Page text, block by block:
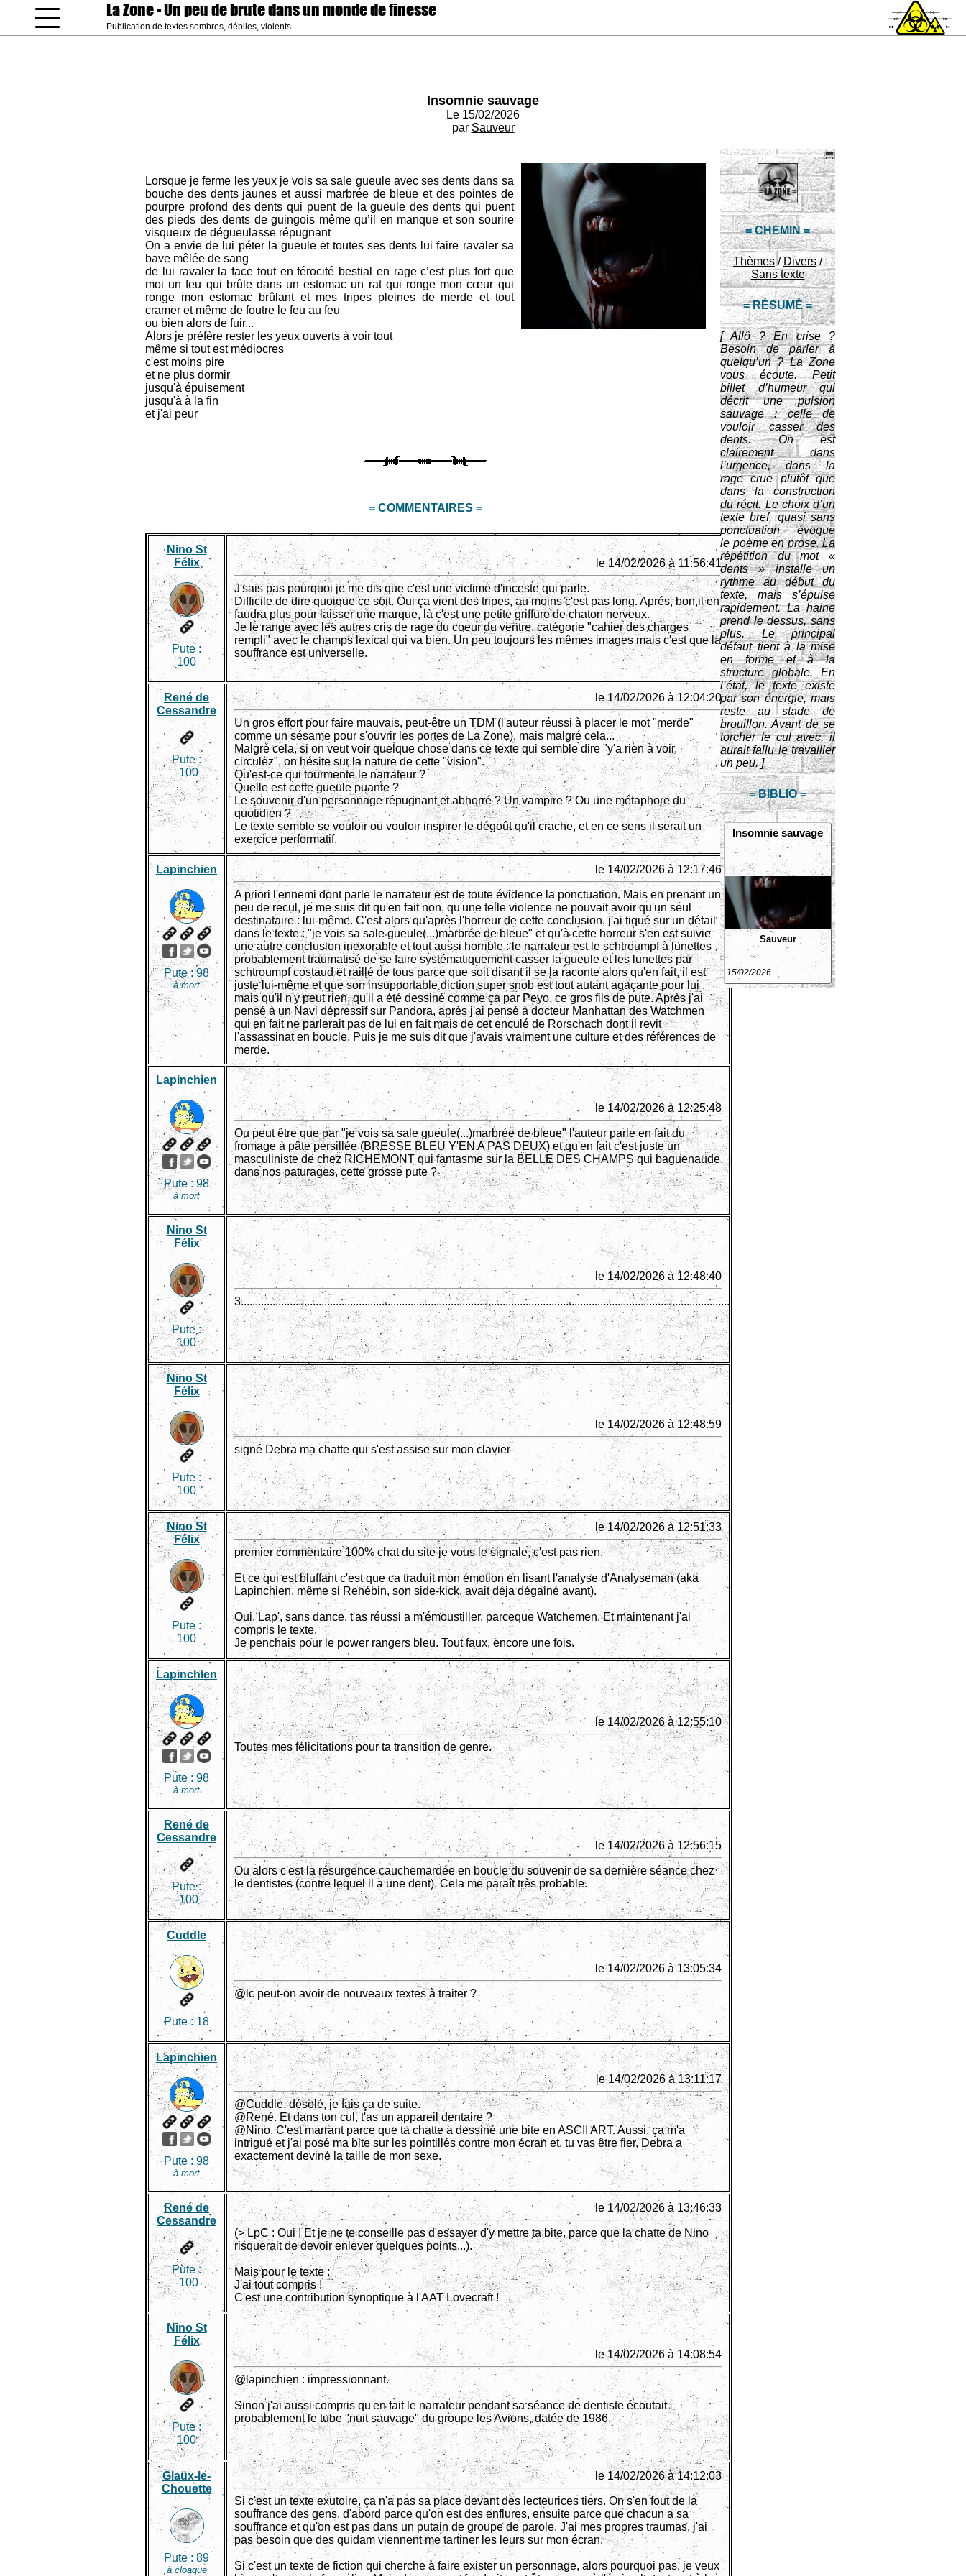
La Zone- Un peu de brute dans un monde de finesse
Publication de textes sombres, débiles, violents.
Insomnie sauvage
Le 15/02/2026
par Sauveur
= CHEMIN =
Thèmes / Divers/
Sans texte
= RÉSUMÉ =
[ Allô ? En crise ?
Besoin de parler à
quelqu’un ? La Zone
vous écoute. Petit
billet d’humeur qui
décrit une pulsion
sauvage : celle de
vouloir casser des
dents. On est
clairement dans
l’urgence, dans la
rage crue plutôt que
dans la construction
du récit. Le choix d’un
texte bref, quasi sans
ponctuation, évoque
le poème en prose. La
répétition du mot «
dents » installe un
rythme au début du
texte, mais s’épuise
rapidement. La haine
prend le dessus, sans
plus. Le principal
défaut tient à la mise
en forme et à la
structure globale. En
l’état, le texte existe
par son énergie, mais
reste au stade de
brouillon. Avant de se
torcher le cul avec, il
aurait fallu le travailler
un peu. ]
= BIBLIO =
Insomnie sauvage
Sauveur
15/02/2026
Lorsque je ferme les yeux je vois sa sale gueule avec ses dents dans sa
bouche des dents jaunes et aussi marbrée de bleue et des pointes de
pourpre profond des dents qui puent de la gueule des dents qui puent
des pieds des dents de guingois même qu’il en manque et son sourire
visqueux de dégueulasse répugnant
On a envie de lui péter la gueule et toutes ses dents lui faire ravaler sa
bave mêlée de sang
de lui ravaler la face tout en férocité bestial en rage c’est plus fort que
moi un feu qui brûle dans un estomac un rat qui ronge mon cœur qui
ronge mon estomac brûlant et mes tripes pleines de merde et tout
cramer et même de foutre le feu au feu
ou bien alors de fuir...
Alors je préfère rester les yeux ouverts à voir tout
même si tout est médiocres
c'est moins pire
et ne plus dormir
jusqu'à épuisement
jusqu'à à la fin
et j'ai peur
= COMMENTAIRES =
Nino St
Félix
Pute :
100
le 14/02/2026 à 11:56:41
J'sais pas pourquoi je me dis que c'est une victime d'inceste qui parle.
Difficile de dire quoique ce soit. Oui ça vient des tripes, au moins c'est pas long. Aprés, bon,il en
faudra plus pour laisser une marque, là c'est une petite griffure de chaton nerveux.
Je le range avec les autres cris de rage du coeur du ventre, catégorie "cahier des charges
rempli" avec le champs lexical qui va bien. Un peu toujours les mêmes images mais c'est que la
souffrance est universelle.
René de
Cessandre
Pute :
-100
le 14/02/2026 à 12:04:20
Un gros effort pour faire mauvais, peut-être un TDM (l'auteur réussi à placer le mot "merde"
comme un sésame pour s'ouvrir les portes de La Zone), mais malgré cela...
Malgré cela, si on veut voir quelque chose dans ce texte qui semble dire "y'a rien à voir,
circulez", on hésite sur la nature de cette "vision".
Qu'est-ce qui tourmente le narrateur ?
Quelle est cette gueule puante ?
Le souvenir d'un personnage répugnant et abhorré ? Un vampire ? Ou une métaphore du
quotidien ?
Le texte semble se vouloir ou vouloir inspirer le dégoût qu'il crache, et en ce sens il serait un
exercice performatif.
Lapinchien
Pute :98
à mort
le 14/02/2026 à 12:17:46
A priori l'ennemi dont parle le narrateur est de toute évidence la ponctuation. Mais en prenant un
peu de recul, je me suis dit qu'en fait non, qu'une telle violence ne pouvait avoir qu'un seul
destinataire : lui-même. C'est alors qu'après l'horreur de cette conclusion, j'ai tiqué sur un détail
dans le texte : "je vois sa sale gueule(...)marbrée de bleue" et qu'à cette horreur s'en est suivie
une autre conclusion inexorable et tout aussi horrible : le narrateur est le schtroumpf à lunettes
probablement traumatisé de se faire systématiquement casser la gueule et les lunettes par
schtroumpf costaud et raillé de tous parce que soit disant il se la raconte alors qu'en fait, il est
juste lui-même et que son insupportable diction super snob est tout autant agaçante pour lui
mais qu'il n'y peut rien, qu'il a été dessiné comme ça par Peyo, ce gros fils de pute. Après j'ai
pensé à un Navi dépressif sur Pandora, après j'ai pensé à docteur Manhattan des Watchmen
qui en fait ne parlerait pas de lui en fait mais de cet enculé de Rorschach dont il revit
l'assassinat en boucle. Puis je me suis dit que j'avais vraiment une culture et des références de
merde.
Lapinchien
Pute :98
à mort
le 14/02/2026 à 12:25:48
Ou peut être que par "je vois sa sale gueule(...)marbrée de bleue" l'auteur parle en fait du
fromage à pâte persillée (BRESSE BLEU Y'EN A PAS DEUX) et qu'en fait c'est juste un
masculiniste de chez RICHEMONT qui fantasme sur la BELLE DES CHAMPS qui baguenaude
dans nos paturages, cette grosse pute ?
Nino St
Félix
Pute :
100
le 14/02/2026 à 12:48:40
3..........................................................................................................................................................................
Nino St
Félix
Pute :
100
le 14/02/2026 à 12:48:59
signé Debra ma chatte qui s'est assise sur mon clavier
Nino St
Félix
Pute :
100
le 14/02/2026 à 12:51:33
premier commentaire 100% chat du site je vous le signale, c'est pas rien.
Et ce qui est bluffant c'est que ca traduit mon émotion en lisant l'analyse d'Analyseman (aka
Lapinchien, même si Renébin, son side-kick, avait déja dégainé avant).
Oui, Lap', sans dance, t'as réussi a m'émoustiller, parceque Watchemen. Et maintenant j'ai
compris le texte.
Je penchais pour le power rangers bleu. Tout faux, encore une fois.
Lapinchien
Pute : 98
à mort
le 14/02/2026 à 12:55:10
Toutes mes félicitations pour ta transition de genre.
René de
Cessandre
Pute :
-100
le 14/02/2026 à 12:56:15
Ou alors c'est la résurgence cauchemardée en boucle du souvenir de sa dernière séance chez
le dentistes (contre lequel il a une dent). Cela me paraît très probable.
Cuddle
Pute : 18
le 14/02/2026 à 13:05:34
@lc peut-on avoir de nouveaux textes à traiter ?
Lapinchien
Pute : 98
à mort
le 14/02/2026 à 13:11:17
@Cuddle. désolé, je fais ça de suite.
@René. Et dans ton cul, t'as un appareil dentaire ?
@Nino. C'est marrant parce que ta chatte a dessiné une bite en ASCII ART. Aussi, ça m'a
intrigué et j'ai posé ma bite sur les pointillés contre mon écran et, tu vas être fier, Debra a
exactement deviné la taille de mon sexe.
René de
Cessandre
Pute :
-100
le 14/02/2026 à 13:46:33
(> LpC : Oui ! Et je ne te conseille pas d'essayer d'y mettre ta bite, parce que la chatte de Nino
risquerait de devoir enlever quelques points...).
Mais pour le texte :
J'ai tout compris !
C'est une contribution synoptique à l'AAT Lovecraft !
Nino St
Félix
Pute :
100
le 14/02/2026 à 14:08:54
@lapinchien : impressionnant.
Sinon j'ai aussi compris qu'en fait le narrateur pendant sa séance de dentiste écoutait
probablement le tube "nuit sauvage" du groupe les Avions, datée de 1986.
Glaüx-le-
Chouette
Pute : 89
à cloaque
le 14/02/2026 à 14:12:03
Si c'est un texte exutoire, ça n'a pas sa place devant des lecteurices tiers. On s'en fout de la
souffrance des gens, d'abord parce qu'on est des enflures, ensuite parce que chacun a sa
souffrance et qu'on est pas dans un putain de groupe de parole. J'ai mes propres traumas, j'ai
pas besoin que des quidam viennent me tartiner les leurs sur mon écran.
Si c'est un texte de fiction qui cherche à faire exister un personnage, alors pourquoi pas, je veux